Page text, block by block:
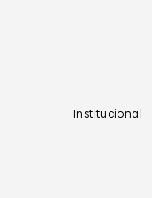
Institucional